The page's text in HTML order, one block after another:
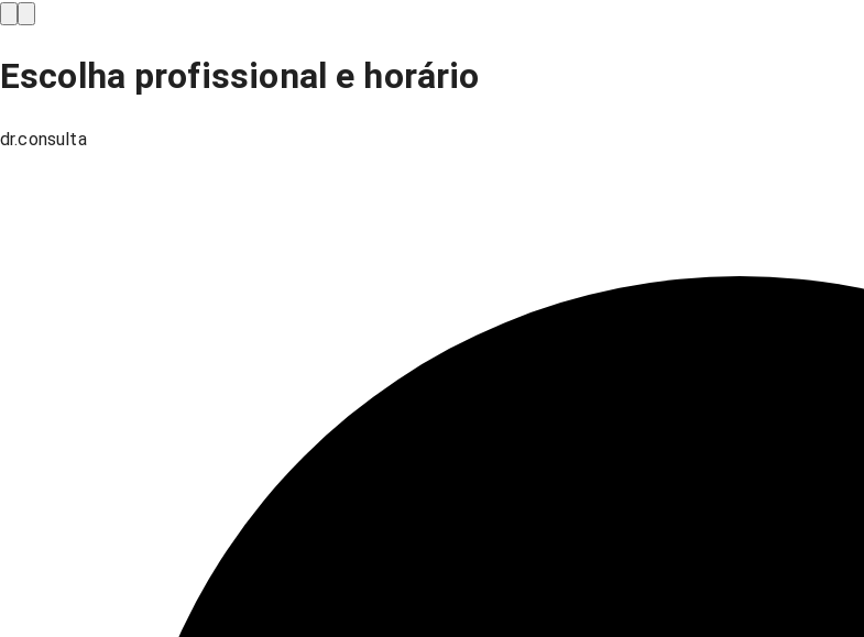
Escolha profissional e horário
dr.consulta